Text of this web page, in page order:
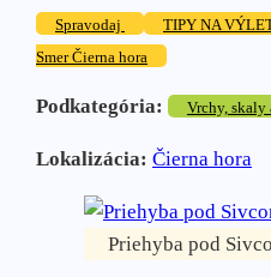
Spravodaj TIPY NA
Smer Čierna hora
Podkategória: Vrchy, skaly
Lokalizácia: Čierna hora
Priehyba pod